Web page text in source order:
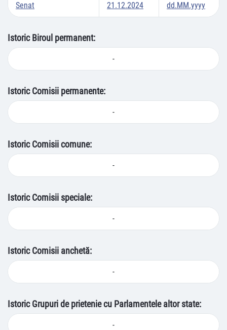
Senat 21.12.2024 dd.MM.yyyy
Istoric Biroul permanent:
-
Istoric Comisii permanente:
-
Istoric Comisii comune:
-
Istoric Comisii speciale:
-
Istoric Comisii anchetă:
-
Istoric Grupuri de prietenie cu Parlamentele altor state:
-